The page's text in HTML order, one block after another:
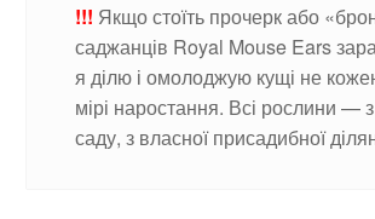
!!! Якщо стоїть прочерк або
саджанців Royal Mouse Ears
я ділю і омолоджую кущі не
мірі наростання. Всі рослини —
саду, з власної присадибної